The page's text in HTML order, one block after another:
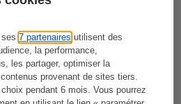
ses7 partenaires utilisent des
la performance,
les partager, optimiser la
provenant de sites tiers.
pendant 6 mois. Vous pourrez
déchet CoffeeB (vidéo)